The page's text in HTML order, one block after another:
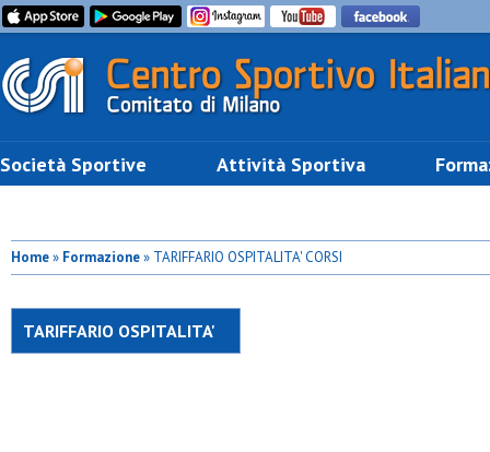
Società Sportive Attività Sportiva
Home» Formazione» TARIFFARIO OSPITALITA' CORSI
TARIFFARIO OSPITALITA'